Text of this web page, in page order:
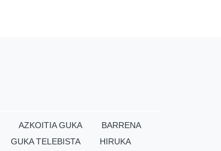
AZKOITIA GUKA
BARRENA
GUKA TELEBISTA HIRUKA